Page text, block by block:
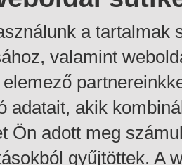
a tartalmak
valamint
adatait, akik
Ön adott meg
gyűjtöttek. A